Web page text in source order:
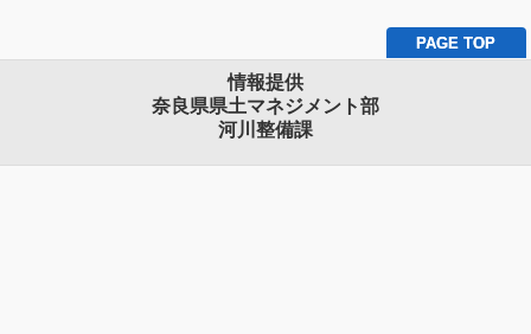
PAGE TOP
情報提供
奈良県県土マネジメント部
河川整備課